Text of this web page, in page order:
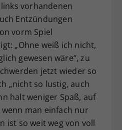
vorhandenen
Entzündungen
vorm Spiel
„Ohne weiß ich nicht,
gewesen wäre“, zu
jetzt wieder so
„nicht so lustig, auch
halt weniger Spaß, auf
man einfach nur
ist so weit weg von voll